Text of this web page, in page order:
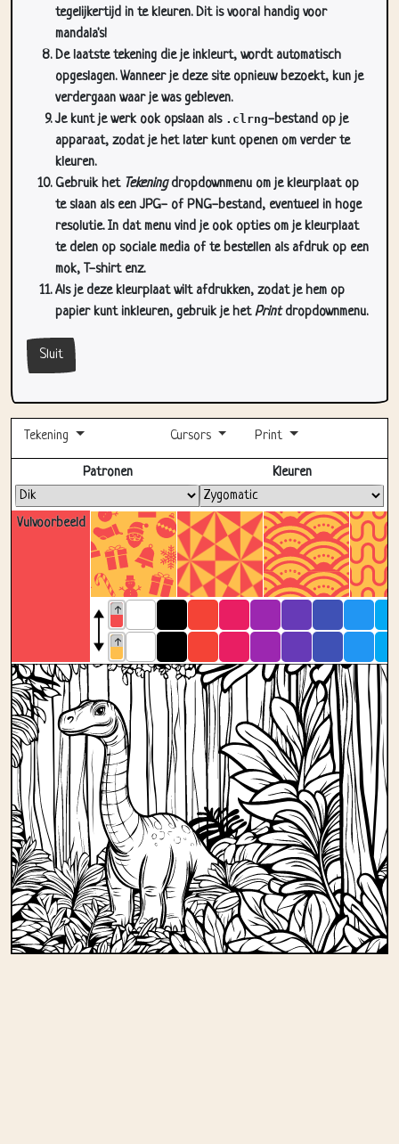
tegelijkertijd in te kleuren. Dit is vooral handig voor
mandala's!
De laatste tekening die je inkleurt, wordt automatisch
opgeslagen. Wanneer je deze site opnieuw bezoekt, kun je
verdergaan waar je was gebleven.
Je kunt je werk ook opslaan als .clrng-bestand op je
apparaat, zodat je het later kunt openen om verder te
kleuren.
Gebruik het Tekeningdropdownmenu om je kleurplaat op
te slaan als een JPG- of PNG-bestand, eventueel in hoge
resolutie. In dat menu vind je ook opties om je kleurplaat
te delen op sociale media of te bestellen als afdruk op een
mok, T-shirt enz.
Als je deze kleurplaat wilt afdrukken, zodat je hem op
papier kunt inkleuren, gebruik je hetPrintdropdownmenu.
Sluit
Tekening Cursors Print
Volledig scherm
Vulvoorbeeld
Patronen Kleuren